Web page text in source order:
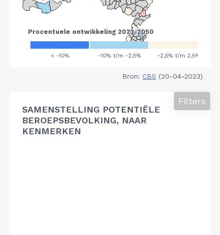
Bron: CBS (20-04-2023)
SAMENSTELLING POTENTIËLE
BEROEPSBEVOLKING, NAAR
KENMERKEN
Filters